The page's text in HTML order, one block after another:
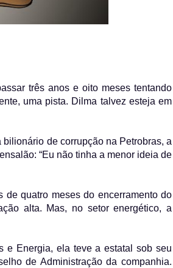
três anos e oito meses tentando
uma pista. Dilma talvez esteja em
de corrupção na Petrobras, a
“Eu não tinha a menor ideia de
de quatro meses do encerramento do
alta. Mas, no setor energético, a
e Energia, ela teve a estatal sob seu
de Administração da companhia.